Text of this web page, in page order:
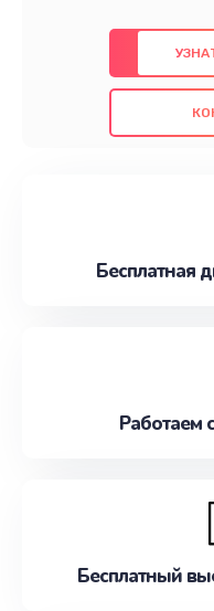
предлагаем
использованием
также
проведенных
наилучшим
Бесплатная
Работаем
Бесплатный